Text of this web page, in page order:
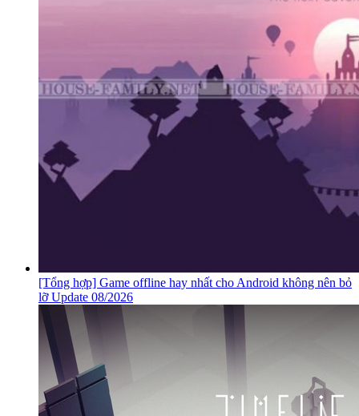
[Tổng hợp] Game offline hay nhất cho Android không nên bỏ
lỡ Update 08/2026